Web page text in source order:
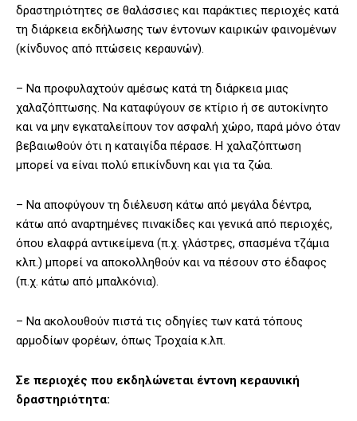
δραστηριότητες σε θαλάσσιες και παράκτιες περιοχές κατά
τη διάρκεια εκδήλωσης των έντονων καιρικών φαινομένων
(κίνδυνος από πτώσεις κεραυνών).
– Να προφυλαχτούν αμέσως κατά τη διάρκεια μιας
χαλαζόπτωσης. Να καταφύγουν σε κτίριο ή σε αυτοκίνητο
και να μην εγκαταλείπουν τον ασφαλή χώρο, παρά μόνο όταν
βεβαιωθούν ότι η καταιγίδα πέρασε. Η χαλαζόπτωση
μπορεί να είναι πολύ επικίνδυνη και για τα ζώα.
– Να αποφύγουν τη διέλευση κάτω από μεγάλα δέντρα,
κάτω από αναρτημένες πινακίδες και γενικά από περιοχές,
όπου ελαφρά αντικείμενα (π.χ. γλάστρες, σπασμένα τζάμια
κλπ.) μπορεί να αποκολληθούν και να πέσουν στο έδαφος
(π.χ. κάτω από μπαλκόνια).
– Να ακολουθούν πιστά τις οδηγίες των κατά τόπους
αρμοδίων φορέων, όπως Τροχαία κ.λπ.
Σε περιοχές που εκδηλώνεται έντονη κεραυνική
δραστηριότητα: